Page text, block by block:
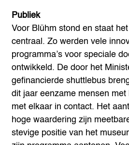
Publiek
Voor Blühm stond en staat
centraal. Zo werden vele
programma’s voor speciale
ontwikkeld. De door het
gefinancierde shuttlebus
dit jaar eenzame mensen
met elkaar in contact. Het
hoge waardering zijn
stevige positie van het